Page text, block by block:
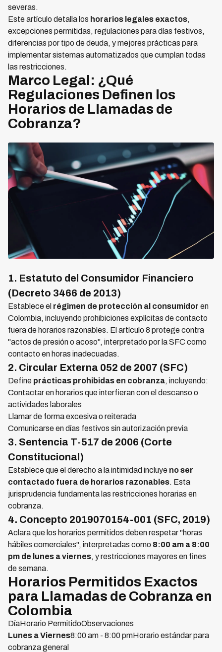
severas.
Este artículo detalla los horarios legales exactos,
excepciones permitidas, regulaciones para días festivos,
diferencias por tipo de deuda, y mejores prácticas para
implementar sistemas automatizados que cumplan todas
las restricciones.
Marco Legal: ¿Qué
Regulaciones Definen los
Horarios de Llamadas de
Cobranza?
1. Estatuto del Consumidor Financiero
(Decreto 3466 de 2013)
Establece el régimen de protección al consumidor en
Colombia, incluyendo prohibiciones explícitas de contacto
fuera de horarios razonables. El artículo 8 protege contra
"actos de presión o acoso", interpretado por la SFC como
contacto en horas inadecuadas.
2. Circular Externa 052 de 2007 (SFC)
Define prácticas prohibidas en cobranza, incluyendo:
Contactar en horarios que interfieran con el descanso o
actividades laborales
Llamar de forma excesiva o reiterada
Comunicarse en días festivos sin autorización previa
3. Sentencia T-517 de 2006 (Corte
Constitucional)
Establece que el derecho a la intimidad incluye no ser
contactado fuera de horarios razonables. Esta
jurisprudencia fundamenta las restricciones horarias en
cobranza.
4. Concepto 2019070154-001 (SFC, 2019)
Aclara que los horarios permitidos deben respetar "horas
hábiles comerciales", interpretadas como 8:00 am a 8:00
pm de lunes a viernes, y restricciones mayores en fines
de semana.
Horarios Permitidos Exactos
para Llamadas de Cobranza en
Colombia
DíaHorario PermitidoObservaciones
Lunes a Viernes8:00 am - 8:00 pmHorario estándar para
cobranza general